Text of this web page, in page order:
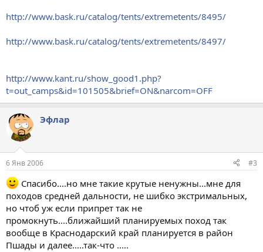
http://www.bask.ru/catalog/tents/extremetents/8495/
http://www.bask.ru/catalog/tents/extremetents/8497/
http://www.kant.ru/show_good1.php?
t=out_camps&id=101505&brief=ON&narcom=OFF
Эфлар
6 Янв 2006 #3
Спасибо....но мне такие крутые ненужны...мне для
походов средней дальности, не шибко экстримальных,
но чтоб уж если припрет так не
промокнуть....ближайший планируемых поход так
вообще в Краснодарский край планируется в район
Пшады и далее.....так-что .....